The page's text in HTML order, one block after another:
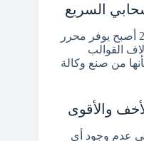
للتصميم فقط! في 2026 أصبح يوفر محرر
القوالب
من صنع وكالة
عدم وجود أي